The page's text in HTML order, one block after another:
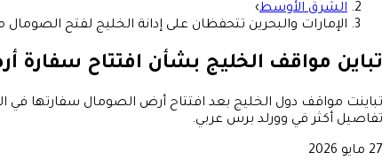
الشرق الأوسط›
الإمارات والبحرين تتحفظان على إدانة الخليج لفتح
تباين مواقف الخليج بشأن افتتاح سفارة
تباينت مواقف دول الخليج بعد افتتاح أرض الصومال سفارتها في
تفاصيل أكثر في وورلد برس عربي.
27 مايو 2026